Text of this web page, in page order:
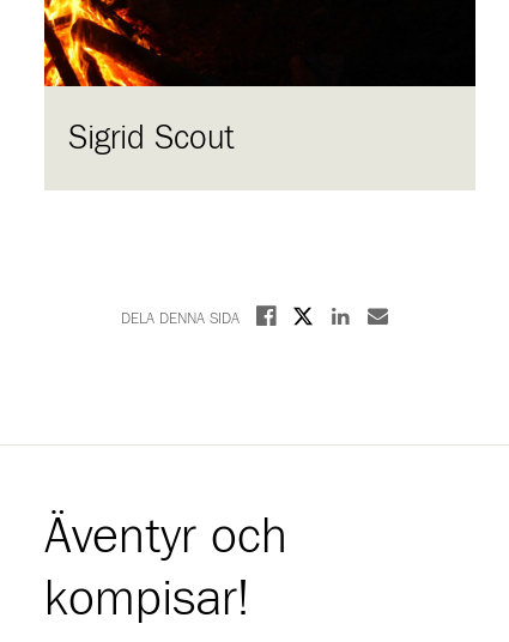
Sigrid Scout
DELA DENNA SIDA Dela på Facebook
Dela på XDela på Linkedin
Dela med E-post
Äventyr och
kompisar!